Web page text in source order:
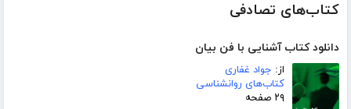
کتاب‌های تصادفی
دانلود کتاب آشنایی با فن بیان
از: جواد غفاری
کتاب‌های روانشناسی
۲۹ صفحه